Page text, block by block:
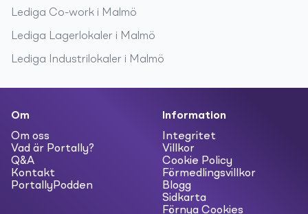
Lediga Co-work i Malmö
Lediga Lagerlokaler i Malmö
Lediga Industrilokaler i Malmö
Om
Om oss
Vad är Portally?
Q&A
Kontakt
PortallyPodden
Information
Integritet
Villkor
Cookie Policy
Förmedlingsvillkor
Blogg
Sidkarta
Förnya Cookies